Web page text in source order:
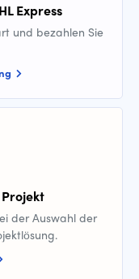
Express
und bezahlen Sie
der Auswahl der